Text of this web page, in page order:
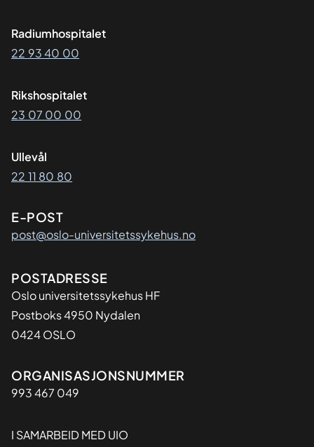
Radiumhospitalet
22 93 40 00
Rikshospitalet
23 07 00 00
Ullevål
22 11 80 80
E-POST
post@oslo-universitetssykehus.no
Adresse
POSTADRESSE
Oslo universitetssykehus HF
Postboks 4950 Nydalen
0424 OSLO
Organisasjon
ORGANISASJONSNUMMER
993 467 049
I SAMARBEID MED UIO